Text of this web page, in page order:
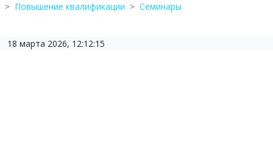
Повышение квалификации
Семинары
18 марта 2026, 12:12:15